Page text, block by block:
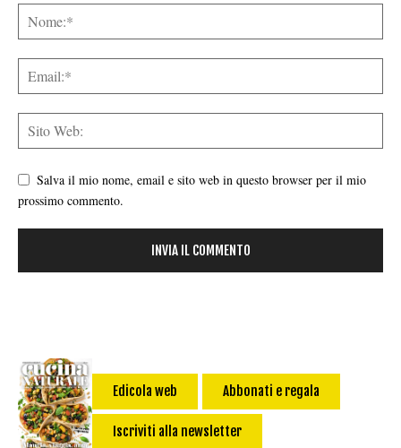
Salva il mio nome, email e sito web in questo browser per il mio
prossimo commento.
Edicola web Abbonati e regala
Iscriviti alla newsletter